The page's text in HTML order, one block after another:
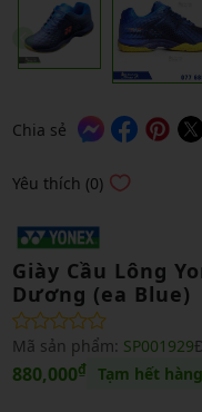
Chia sẻ
Yêu thích (0)
Giày Cầu Lông
Dương (ea Blue)
Mã sản phẩm: SP001929
880,000₫ Tạm hết hàng